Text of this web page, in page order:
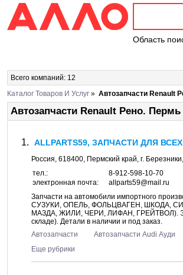
Область
Всего компаний: 12
Каталог Товаров И Услуг » Автозапчасти Renault
Автозапчасти Renault Рено.
ALLPARTS59, ЗАПЧАСТИ ДЛЯ
Россия, 618400, Пермский край, г. Березники
тел.:
8-912-598-10-70
электронная почта:
allparts59@mail.ru
Запчасти на автомобили импортного
СУЗУКИ, ОПЕЛЬ, ФОЛЬЦВАГЕН, ШКОДА,
МАЗДА, ЖИЛИ, ЧЕРИ, ЛИФАН, ГРЕЙТВОЛ).
складе). Детали в наличии и под заказ.
Автозапчасти
Автозапчасти Audi Ауди
Еще рубрики